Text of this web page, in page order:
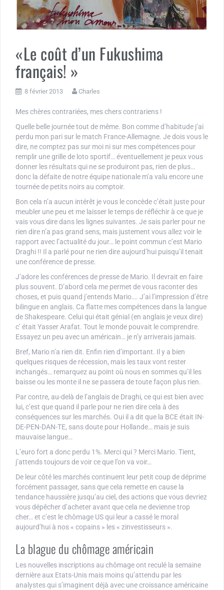
«Le coût d’un Fukushima
français! »
8 février 2013 Charles
Mes chères contrariées, mes chers contrariens !
Quelle belle journée tout de même. Bon comme d’habitude j’ai
perdu mon pari sur le match France-Allemagne. Je dois vous le
dire, ne comptez pas sur moi ni sur mes compétences pour
remplir une grille de loto sportif… éventuellement je peux vous
donner les résultats qui ne se produiront pas, rien de plus…
donc la défaite de notre équipe nationale m’a valu encore une
tournée de petits noirs au comptoir.
Bon cela n’a aucun intérêt je vous le concède c’était juste pour
meubler une peu et me laisser le temps de réfléchir à ce que je
vais vous dire dans les lignes suivantes. Je sais parler pour ne
rien dire n’a pas grand sens, mais justement vous allez voir le
rapport avec l’actualité du jour… le point commun c’est Mario
Draghi !! Il a parlé pour ne rien dire aujourd’hui puisqu’il tenait
une conférence de presse.
J’adore les conférences de presse de Mario. Il devrait en faire
plus souvent. D’abord cela me permet de vous raconter des
choses, et puis quand j’entends Mario…. J’ai l’impression d’être
bilingue en anglais. Ca flatte mes compétences dans la langue
de Shakespeare. Celui qui était génial (en anglais je veux dire)
c’ était Yasser Arafat. Tout le monde pouvait le comprendre.
Essayez un peu avec un américain… je n’y arriverais jamais.
Bref, Mario n’a rien dit. Enfin rien d’important. Il y a bien
quelques risques de récession, mais les taux vont rester
inchangés… remarquez au point où nous en sommes qu’il les
baisse ou les monte il ne se passera de toute façon plus rien.
Par contre, au-delà de l’anglais de Draghi, ce qui est bien avec
lui, c’est que quand il parle pour ne rien dire cela à des
conséquences sur les marchés. Oui il a dit que la BCE était IN-
DE-PEN-DAN-TE, sans doute pour Hollande… mais je suis
mauvaise langue…
L’euro fort a donc perdu 1%. Merci qui ? Merci Mario. Tient,
j’attends toujours de voir ce que l’on va voir…
De leur côté les marchés continuent leur petit coup de déprime
forcément passager, sans que cela remette en cause la
tendance haussière jusqu’au ciel, des actions que vous devriez
vous dépêcher d’acheter avant que cela ne devienne trop
cher… et c’est le chômage US qui leur a cassé le moral
aujourd’hui à nos « copains » les « zinvestisseurs ».
La blague du chômage américain
Les nouvelles inscriptions au chômage ont reculé la semaine
dernière aux Etats-Unis mais moins qu’attendu par les
analystes qui s’imaginent déjà avec une croissance américaine